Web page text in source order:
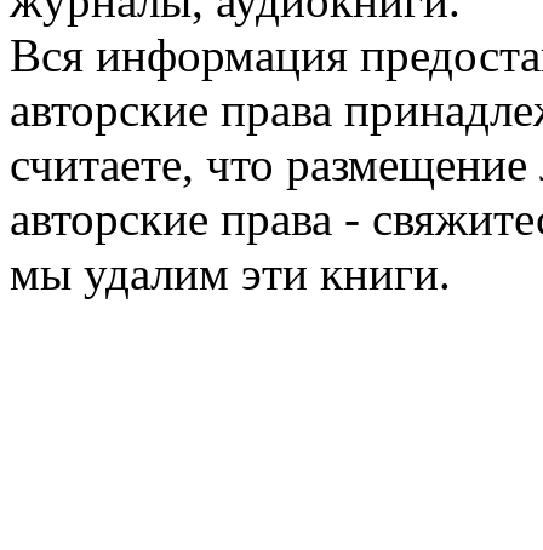
Вся информация
авторские права
считаете, что
авторские права -
мы удалим эти книги.